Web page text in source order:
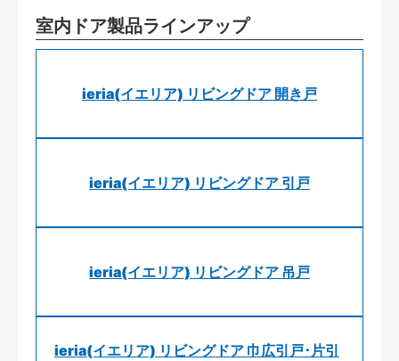
室内ドア製品ラインアップ
ieria(イエリア) リビングドア 開き戸
ieria(イエリア) リビングドア 引戸
ieria(イエリア) リビングドア 吊戸
ieria(イエリア) リビングドア 巾広引戸･片引